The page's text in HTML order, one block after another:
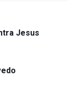
Jesus